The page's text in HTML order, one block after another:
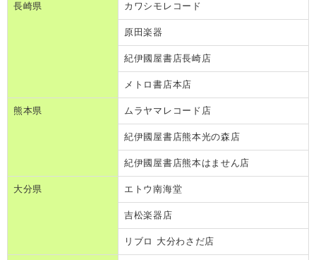
長崎県 カワシモレコード
原田楽器
紀伊國屋書店長崎店
メトロ書店本店
熊本県 ムラヤマレコード店
紀伊國屋書店熊本光の森店
紀伊國屋書店熊本はません店
大分県 エトウ南海堂
吉松楽器店
リブロ 大分わさだ店